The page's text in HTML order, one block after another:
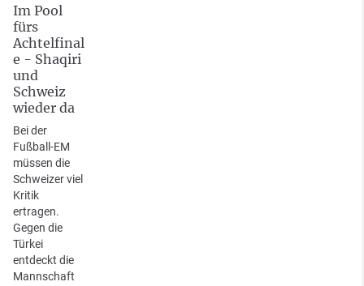
Im Pool
fürs
Achtelfinal
e - Shaqiri
und
Schweiz
wieder da
Bei der
Fußball-EM
müssen die
Schweizer viel
Kritik
ertragen.
Gegen die
Türkei
entdeckt die
Mannschaft